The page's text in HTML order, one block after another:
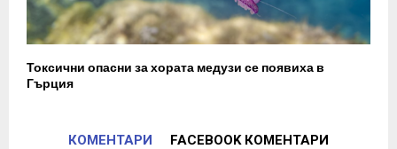
Токсични опасни за хората медузи се появиха в
Гърция
КОМЕНТАРИ FACEBOOK КОМЕНТАРИ